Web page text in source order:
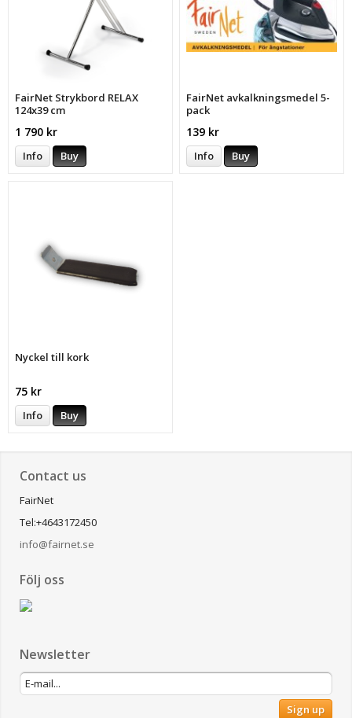
FairNet Strykbord RELAX
124x39 cm
1 790 kr
Info Buy
FairNet avkalkningsmedel 5-
pack
139 kr
Info Buy
Nyckel till kork
75 kr
Info Buy
Contact us
FairNet
Tel:+4643172450
info@fairnet.se
Följ oss
Newsletter
Sign up